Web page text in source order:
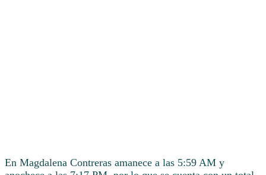
En Magdalena Contreras amanece a las 5:59 AM y